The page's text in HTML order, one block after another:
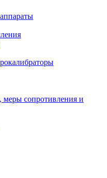
сопротивления и